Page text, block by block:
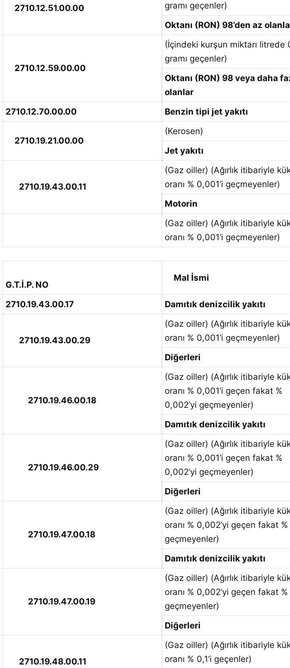
2710.12.51.00.00
gramı geçenler)
Oktanı (RON) 98’den az
2710.12.59.00.00
(İçindeki kurşun miktarı litrede
gramı geçenler)
Oktanı (RON) 98 veya daha
olanlar
2710.12.70.00.00
Benzin tipi jet yakıtı
2710.19.21.00.00
(Kerosen)
Jet yakıtı
2710.19.43.00.11
(Gaz oiller) (Ağırlık itibariyle
oranı % 0,001’i geçmeyenler)
Motorin
(Gaz oiller) (Ağırlık itibariyle
oranı % 0,001’i geçmeyenler)
G.T.İ.P. NO
Mal İsmi
2710.19.43.00.17 Damıtık denizcilik yakıtı
2710.19.43.00.29
(Gaz oiller) (Ağırlık itibariyle
oranı % 0,001’i geçmeyenler)
Diğerleri
2710.19.46.00.18
(Gaz oiller) (Ağırlık itibariyle
oranı % 0,001’i geçen fakat %
0,002’yi geçmeyenler)
Damıtık denizcilik yakıtı
2710.19.46.00.29
(Gaz oiller) (Ağırlık itibariyle
oranı % 0,001’i geçen fakat %
0,002’yi geçmeyenler)
Diğerleri
2710.19.47.00.18
(Gaz oiller) (Ağırlık itibariyle
oranı % 0,002’yi geçen fakat %
geçmeyenler)
Damıtık denizcilik yakıtı
2710.19.47.00.19
(Gaz oiller) (Ağırlık itibariyle
oranı % 0,002’yi geçen fakat %
geçmeyenler)
Diğerleri
2710.19.48.00.11
(Gaz oiller) (Ağırlık itibariyle
oranı % 0,1’i geçenler)